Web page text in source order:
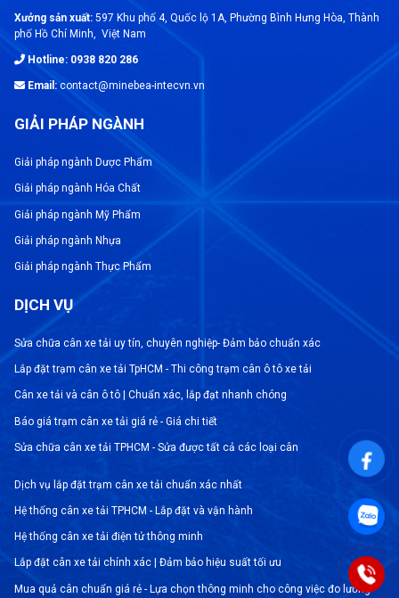
chứa, thùng chứa hóa chất và máy đóng gói. Điều
này đảm bảo rằng các thiết bị này hoạt động
chính xác và đáng tin cậy.
Quản lý lượng hóa chất
Cân chống cháy nổ được sử dụng để quản lý
lượng hóa chất trong quá trình sản xuất và lưu trữ.
Việc biết chính xác lượng hóa chất có thể giúp
ngăn chặn sự cạn kiệt và đảm bảo an toàn trong
việc sử dụng và vận chuyển.
Đảm bảo an toàn
Cân chống cháy nổ giúp giảm thiểu rủi ro cháy
nổ trong môi trường làm việc. Việc sử dụng cân
chống cháy nổ đảm bảo rằng các hoạt động công
nghiệp hóa chất được thực hiện trong một môi
trường an toàn cho nhân viên và cơ sở sản xuất.
Xưởng sản xuất:597 Khu phố 4, Quốc lộ 1A, Phường Bình Hưng Hòa, Thành
phố Hồ Chí Minh, Việt Nam
Hotline: 0938 820 286
Email:contact@minebea-intecvn.vn
GIẢI PHÁP NGÀNH
Giải pháp ngành Dược Phẩm
Giải pháp ngành Hóa Chất
Giải pháp ngành Mỹ Phẩm
Giải pháp ngành Nhựa
Giải pháp ngành Thực Phẩm
DỊCH VỤ
Sửa chữa cân xe tải uy tín, chuyên nghiệp- Đảm bảo chuẩn xác
Lắp đặt trạm cân xe tải TpHCM - Thi công trạm cân ô tô xe tải
Cân xe tải và cân ô tô | Chuẩn xác, lắp đạt nhanh chóng
Báo giá trạm cân xe tải giá rẻ - Giá chi tiết
Sửa chữa cân xe tải TPHCM - Sửa được tất cả các loại cân
Dịch vụ lắp đặt trạm cân xe tải chuẩn xác nhất
Hệ thống cân xe tải TPHCM - Lắp đặt và vận hành
Hệ thống cân xe tải điện tử thông minh
Lắp đặt cân xe tải chính xác | Đảm bảo hiệu suất tối ưu
Mua quả cân chuẩn giá rẻ - Lựa chọn thông minh cho công việc đo lường